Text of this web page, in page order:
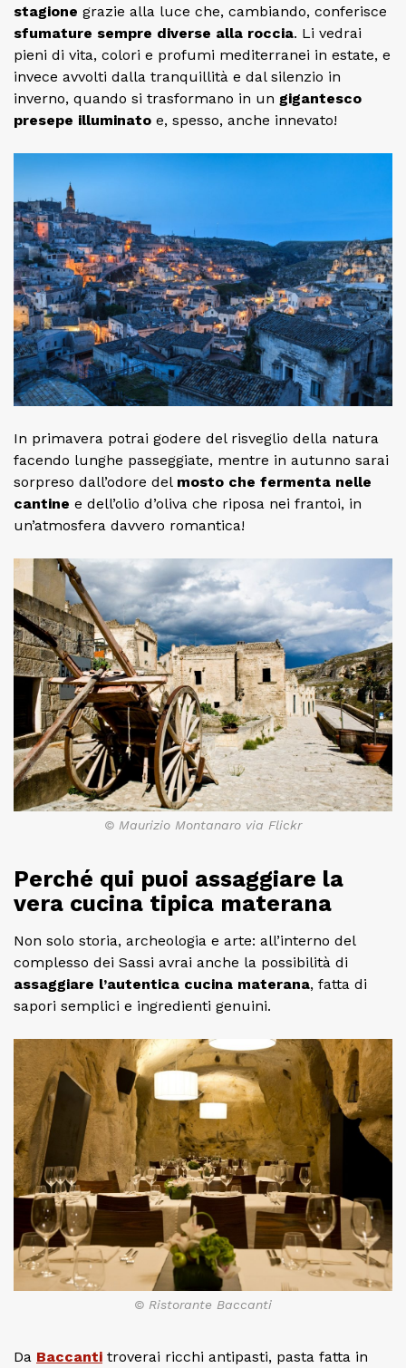
stagione grazie alla luce che, cambiando, conferisce
sfumature sempre diverse alla roccia. Li vedrai
pieni di vita, colori e profumi mediterranei in estate, e
invece avvolti dalla tranquillità e dal silenzio in
inverno, quando si trasformano in un gigantesco
presepe illuminato e, spesso, anche innevato!
In primavera potrai godere del risveglio della natura
facendo lunghe passeggiate, mentre in autunno sarai
sorpreso dall’odore del mosto che fermenta nelle
cantine e dell’olio d’oliva che riposa nei frantoi, in
un’atmosfera davvero romantica!
© Maurizio Montanaro via Flickr
Perché qui puoi assaggiare la
vera cucina tipica materana
Non solo storia, archeologia e arte: all’interno del
complesso dei Sassi avrai anche la possibilità di
assaggiare l’autentica cucina materana, fatta di
sapori semplici e ingredienti genuini.
© Ristorante Baccanti
Da Baccanti troverai ricchi antipasti, pasta fatta in